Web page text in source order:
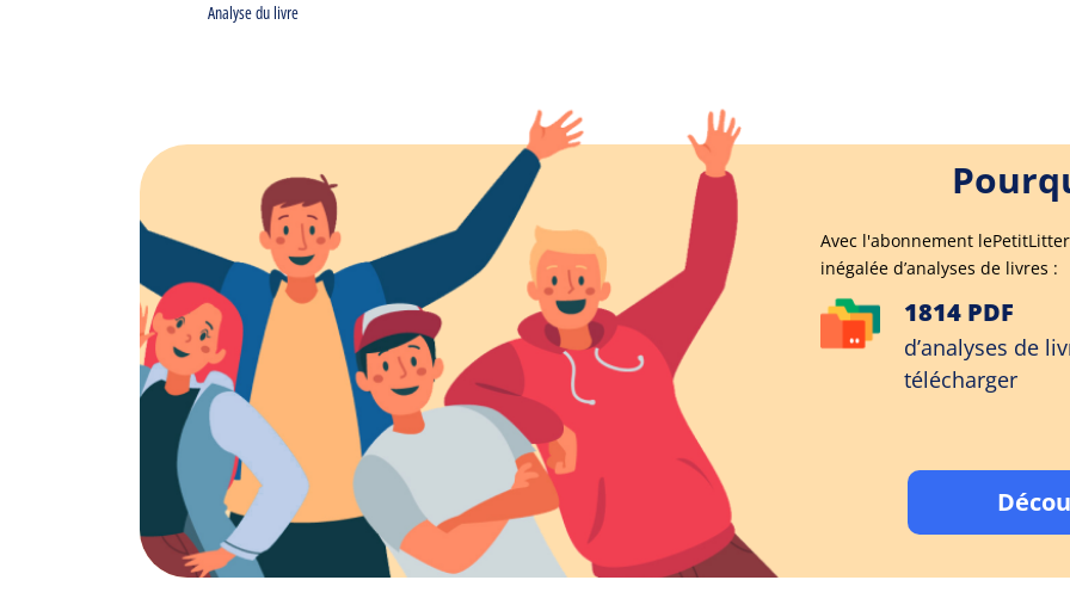
Analyse du livre
Avec l'abonnement
inégalée d’analyses de livres :
1814 PDF
d’analyses de
télécharger